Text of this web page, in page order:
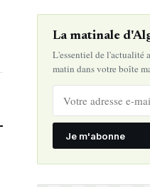
La matinale
L'essentiel de l'actualité
matin dans votre boîte
Je m'abonne